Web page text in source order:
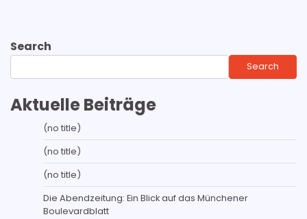
Search
Search
Aktuelle Beiträge
(no title)
(no title)
(no title)
Die Abendzeitung: Ein Blick auf das Münchener
Boulevardblatt